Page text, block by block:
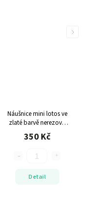
Náušnice mini lotos ve
zlaté barvěnerezová
ocel
350 Kč
Detail
Next